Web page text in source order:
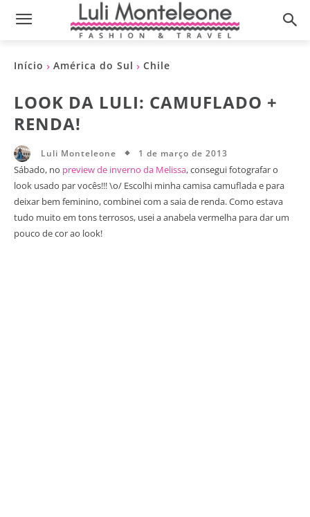
Início América do Sul Chile
LOOK DA LULI: CAMUFLADO +
RENDA!
Luli Monteleone 1 de março de 2013
Sábado, no preview de inverno da Melissa, consegui fotografar o
look usado par vocês!!! \o/ Escolhi minha camisa camuflada e para
deixar bem feminino, combinei com a saia de renda. Como estava
tudo muito em tons terrosos, usei a anabela vermelha para dar um
pouco de cor ao look!